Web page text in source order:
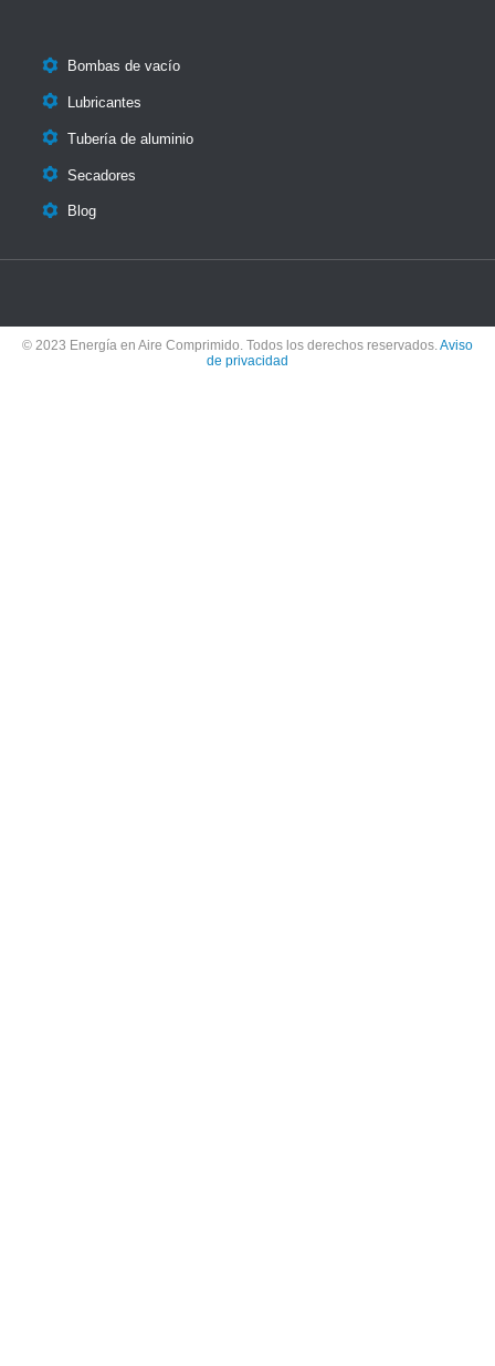
 Bombas de vacío
 Lubricantes
 Tubería de aluminio
 Secadores
 Blog
© 2023 Energía en Aire Comprimido. Todos los derechos reservados.Aviso
de privacidad